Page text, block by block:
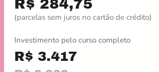
R$ 284,75
(parcelas sem juros no cartão de crédito)
Investimento pelo curso completo
R$ 3.417